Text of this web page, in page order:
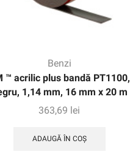
Benzi
™ acrilic plus bandă PT1100,
1,14 mm, 16 mm x 20 m
363,69 lei
ADAUGĂ ÎN COȘ